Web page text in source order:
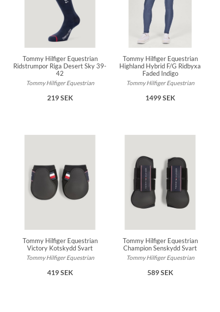
Tommy Hilfiger Equestrian
Ridstrumpor Riga Desert Sky 39-
42
Tommy Hilfiger Equestrian
219 SEK
Tommy Hilfiger Equestrian
Highland Hybrid F/G Ridbyxa
Faded Indigo
Tommy Hilfiger Equestrian
1499 SEK
Tommy Hilfiger Equestrian
Victory Kotskydd Svart
Tommy Hilfiger Equestrian
419 SEK
Tommy Hilfiger Equestrian
Champion Senskydd Svart
Tommy Hilfiger Equestrian
589 SEK